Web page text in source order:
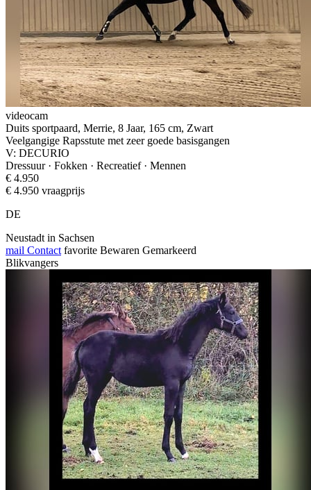
videocam
Duits sportpaard, Merrie, 8 Jaar, 165 cm, Zwart
Veelgangige Rapsstute met zeer goede basisgangen
V: DECURIO
Dressuur · Fokken · Recreatief · Mennen
€ 4.950
€ 4.950 vraagprijs
DE
Neustadt in Sachsen
mail Contact favorite Bewaren Gemarkeerd
Blikvangers